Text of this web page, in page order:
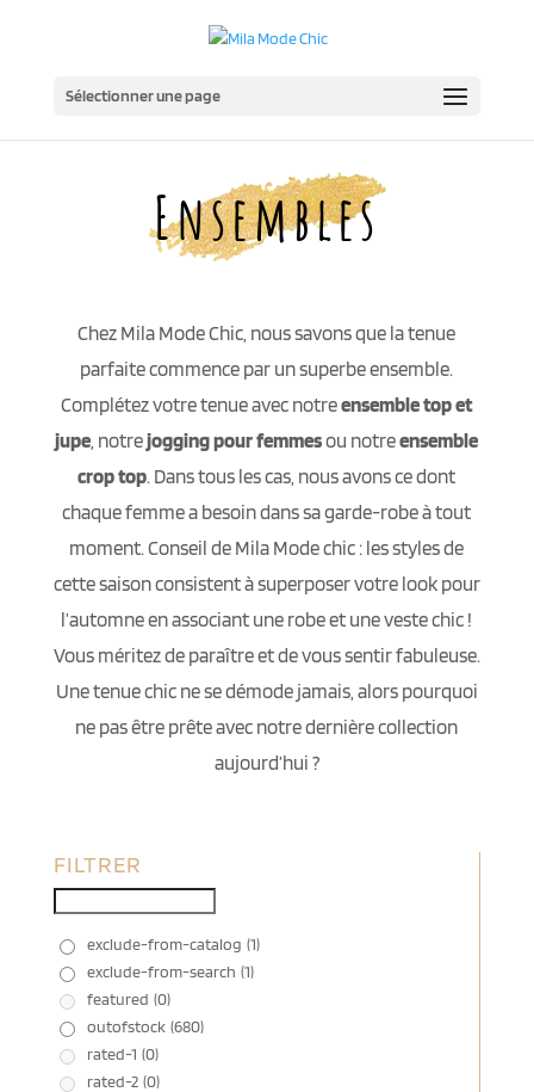
Sélectionner une page
Ensembles
Chez Mila Mode Chic, nous savons que la tenue
parfaite commence par un superbe ensemble.
Complétez votre tenue avec notreensemble top et
jupe, notrejogging pour femmesou notreensemble
crop top. Dans tous les cas, nous avons ce dont
chaque femme a besoin dans sa garde-robe à tout
moment. Conseil de Mila Mode chic : les styles de
cette saison consistent à superposer votre look pour
l’automne en associant une robe et une veste chic !
Vous méritez de paraître et de vous sentir fabuleuse.
Une tenue chic ne se démode jamais, alors pourquoi
ne pas être prête avec notre dernière collection
aujourd’hui ?
FILTRER
exclude-from-catalog (1)
exclude-from-search (1)
featured (0)
outofstock (680)
rated-1 (0)
rated-2 (0)